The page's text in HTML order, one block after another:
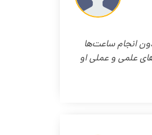
انجام ساعت‌ها
علمی و عملی او